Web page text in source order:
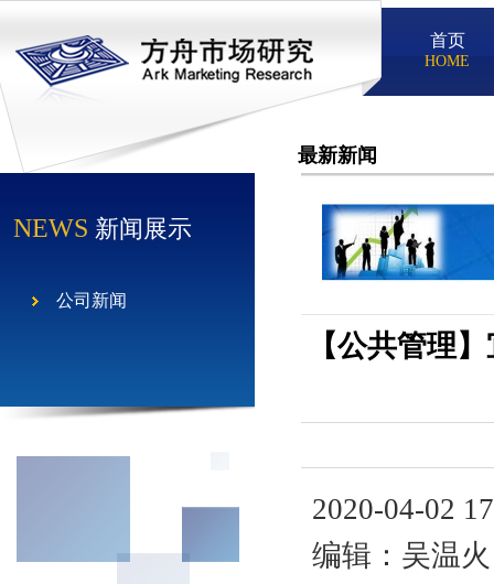
首页
HOME
最新新闻
NEWS 新闻展示
公司新闻
【公共管理
2020-04-02
编辑：吴温